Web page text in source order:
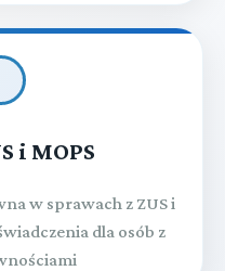
i MOPS
w sprawach z ZUS i
dla osób z